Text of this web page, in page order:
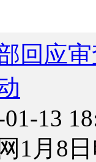
回应
13
1月8